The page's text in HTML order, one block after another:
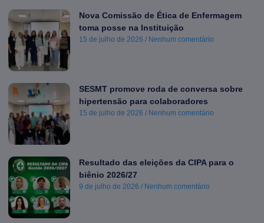
Nova Comissão de Ética de Enfermagem
toma posse na Instituição
15 de julho de 2026 Nenhum comentário
SESMT promove roda de conversa sobre
hipertensão para colaboradores
15 de julho de 2026 Nenhum comentário
Resultado das eleições da CIPA para o
biênio 2026/27
9 de julho de 2026 Nenhum comentário